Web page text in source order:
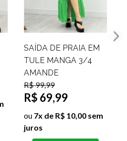
SAÍDA DE PRAIA
LONGA TULE CINTO
R$ 39,99
R$ 9,99
ou1x de R$ 9,99 sem
juros